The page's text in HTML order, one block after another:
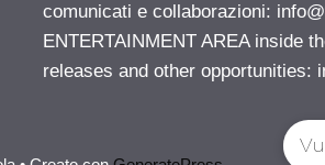
comunicati e collaborazioni:
ENTERTAINMENT AREA inside
releases and other opportunities: